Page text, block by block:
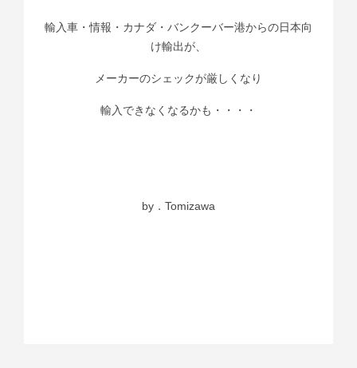
輸入車・情報・カナダ・バンクーバー港からの日本向
け輸出が、
メーカーのシェックが厳しくなり
輸入できなくなるかも・・・・
by．Tomizawa